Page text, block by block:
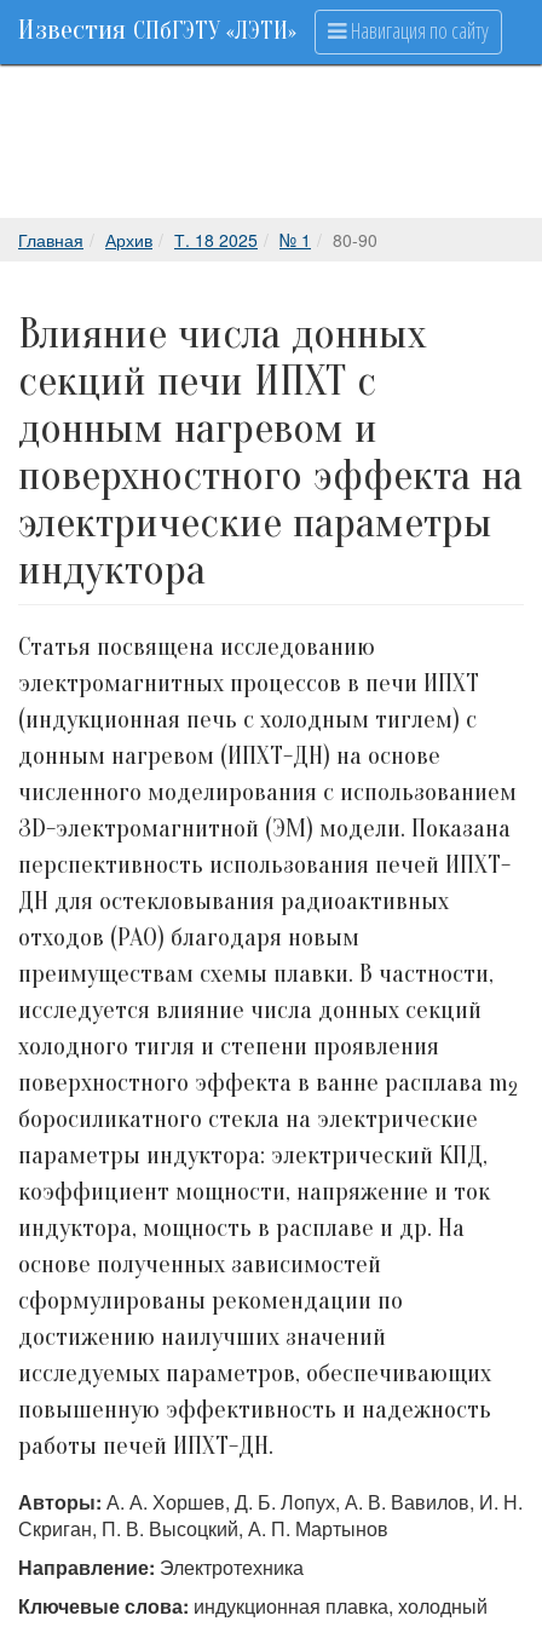
Известия СПбГЭТУ «ЛЭТИ» Навигация по сайту
Главная Архив Т. 18 2025 № 1 80-90
Влияние числа донных
секций печи ИПХТ с
донным нагревом и
поверхностного эффекта на
электрические параметры
индуктора
Статья посвящена исследованию
электромагнитных процессов в печи ИПХТ
(индукционная печь с холодным тиглем) с
донным нагревом (ИПХТ-ДН) на основе
численного моделирования с использованием
3D-электромагнитной (ЭМ) модели. Показана
перспективность использования печей ИПХТ-
ДН для остекловывания радиоактивных
отходов (РАО) благодаря новым
преимуществам схемы плавки. В частности,
исследуется влияние числа донных секций
холодного тигля и степени проявления
поверхностного эффекта в ванне расплава m2
боросиликатного стекла на электрические
параметры индуктора: электрический КПД,
коэффициент мощности, напряжение и ток
индуктора, мощность в расплаве и др. На
основе полученных зависимостей
сформулированы рекомендации по
достижению наилучших значений
исследуемых параметров, обеспечивающих
повышенную эффективность и надежность
работы печей ИПХТ-ДН.
Авторы: А. А. Хоршев, Д. Б. Лопух, А. В. Вавилов, И. Н.
Скриган, П. В. Высоцкий, А. П. Мартынов
Направление: Электротехника
Ключевые слова: индукционная плавка, холодный